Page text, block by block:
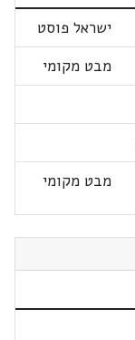
ישראל פוסט
מבט מקומי
מבט מקומי